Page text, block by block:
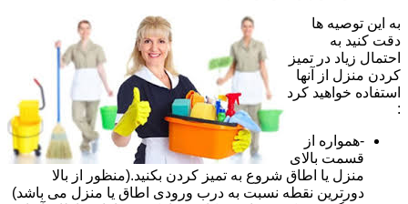
به این توصیه ها
دقت کنید به
احتمال زیاد در تمیز
کردن منزل از آنها
استفاده خواهید کرد
:
-همواره از
قسمت بالای
منزل یا اطاق شروع به تمیز کردن بکنید.(منظور از بالا
دورترین نقطه نسبت به درب ورودی اطاق یا منزل می باشد)